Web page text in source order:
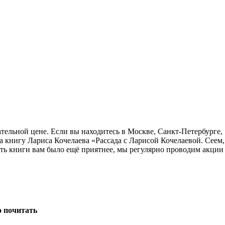
цене. Если вы находитесь в Москве, Санкт-Петербурге,
Лариса Кочелаева «Рассада с Ларисой Кочелаевой. Сеем,
книги вам было ещё приятнее, мы регулярно проводим акции
почитать